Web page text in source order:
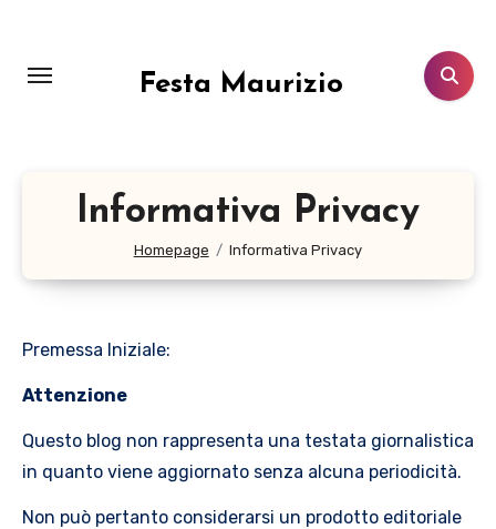
contenuto
Festa Maurizio
Informativa Privacy
Homepage Informativa Privacy
Premessa Iniziale:
Attenzione
Questo blog non rappresenta una testata giornalistica
in quanto viene aggiornato senza alcuna periodicità.
Non può pertanto considerarsi un prodotto editoriale